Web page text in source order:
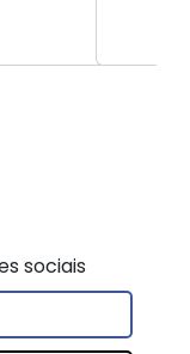
sociais